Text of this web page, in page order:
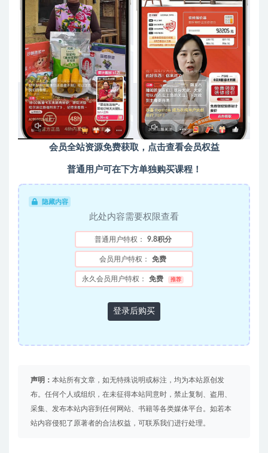
会员全站资源免费获取，点击查看会员权益
普通用户可在下方单独购买课程！
隐藏内容
此处内容需要权限查看
普通用户特权： 9.8积分
会员用户特权： 免费
永久会员用户特权： 免费 推荐
登录后购买
声明： 本站所有文章，如无特殊说明或标注，均为本站原创发
布。任何个人或组织，在未征得本站同意时，禁止复制、盗用、
采集、发布本站内容到任何网站、书籍等各类媒体平台。如若本
站内容侵犯了原著者的合法权益，可联系我们进行处理。